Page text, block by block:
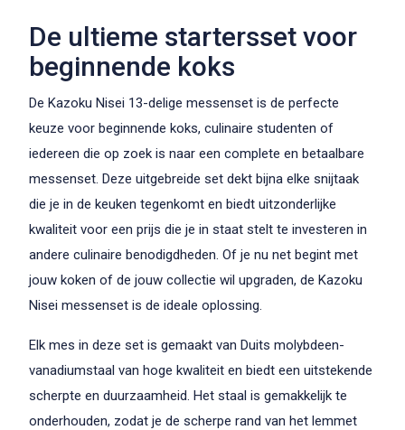
De ultieme startersset voor
beginnende koks
De Kazoku Nisei 13-delige messenset is de perfecte
keuze voor beginnende koks, culinaire studenten of
iedereen die op zoek is naar een complete en betaalbare
messenset. Deze uitgebreide set dekt bijna elke snijtaak
die je in de keuken tegenkomt en biedt uitzonderlijke
kwaliteit voor een prijs die je in staat stelt te investeren in
andere culinaire benodigdheden. Of je nu net begint met
jouw koken of de jouw collectie wil upgraden, de Kazoku
Nisei messenset is de ideale oplossing.
Elk mes in deze set is gemaakt van Duits molybdeen-
vanadiumstaal van hoge kwaliteit en biedt een uitstekende
scherpte en duurzaamheid. Het staal is gemakkelijk te
onderhouden, zodat je de scherpe rand van het lemmet